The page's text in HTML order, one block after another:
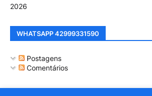
2026
WHATSAPP 42999331590
Postagens
Comentários